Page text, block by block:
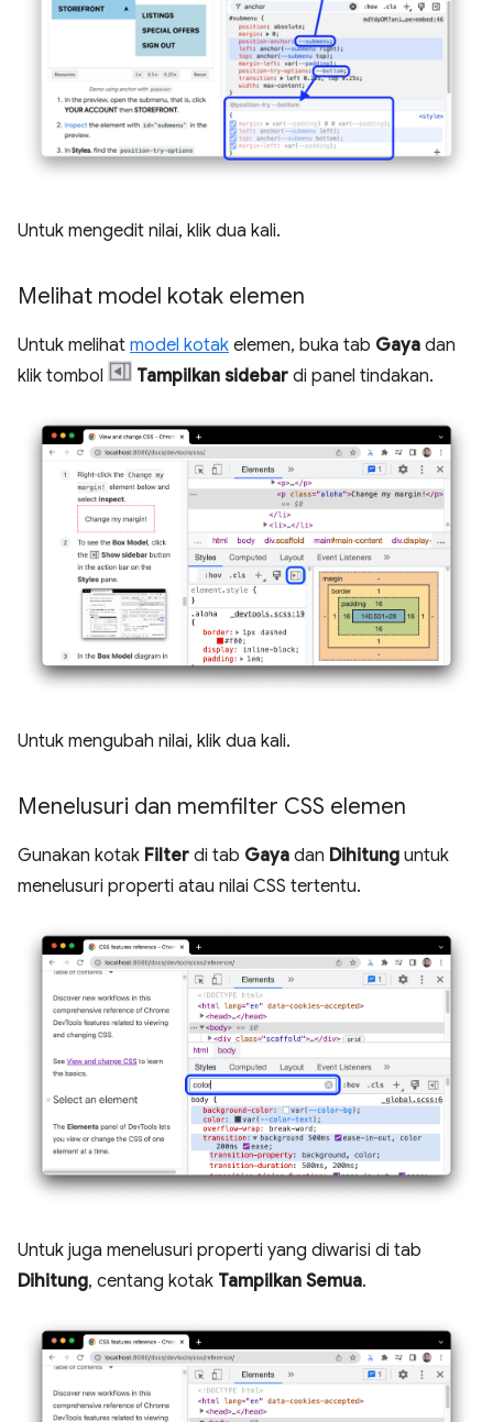
Untuk mengedit nilai, klik dua kali.
Melihat model kotak elemen
Untuk melihat model kotak elemen, buka tab Gaya dan
klik tombol
Tampilkan sidebar di panel tindakan.
Untuk mengubah nilai, klik dua kali.
Menelusuri dan memfilter CSS elemen
Gunakan kotak Filter di tab Gaya dan Dihitung untuk
menelusuri properti atau nilai CSS tertentu.
Untuk juga menelusuri properti yang diwarisi di tab
Dihitung, centang kotak Tampilkan Semua.